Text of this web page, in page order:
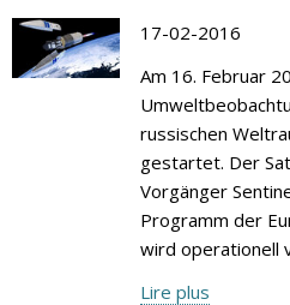
17-02-2016
Am 16. Februar
russischen
gestartet. Der
Vorgänger
Programm der
wird operationell
Lire plus